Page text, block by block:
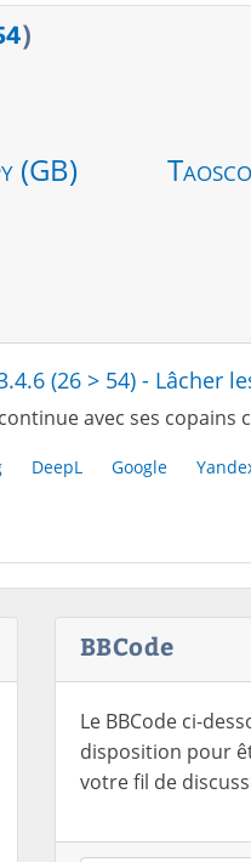
)
(GB)
(26 > 54) - Lâcher
avec ses
DeepL Google
BBCode
Le BBCode ci-
disposition pour
votre fil de